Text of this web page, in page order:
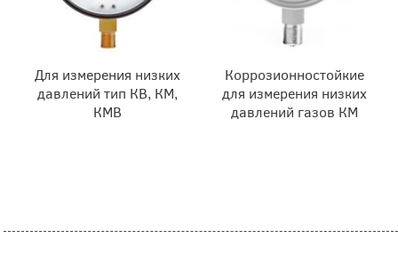
Для измерения низких
давлений тип КВ, КМ,
КМВ
Коррозионностойкие
для измерения низких
давлений газов КМ